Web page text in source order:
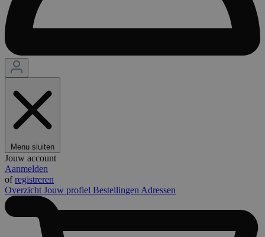
Menu sluiten
Jouw account
Aanmelden
ofregistreren
Overzicht Jouw profiel Bestellingen Adressen